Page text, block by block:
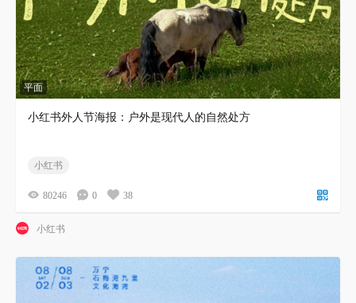
平面
小红书外人节海报：户外是现代人的自然处方
小红书
80246 0 38
小红书